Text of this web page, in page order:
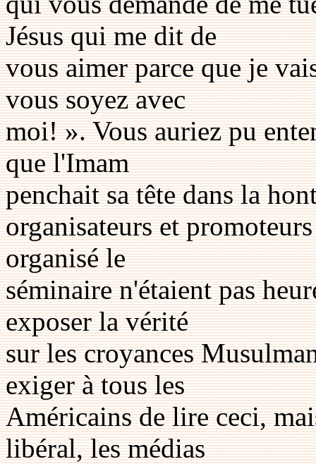
Jésus qui me dit de
vous aimer parce que je
vous soyez avec
moi! ». Vous auriez pu
que l'Imam
penchait sa tête dans la
organisateurs et
organisé le
séminaire n'étaient pas
exposer la vérité
sur les croyances
exiger à tous les
Américains de lire ceci,
libéral, les médias